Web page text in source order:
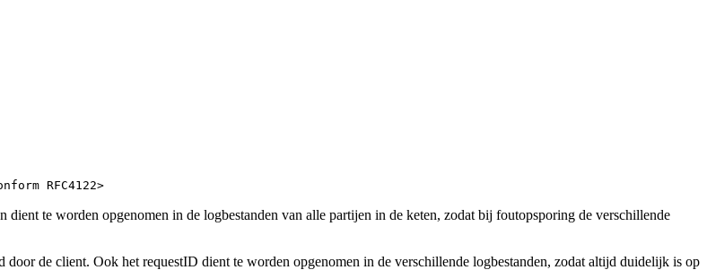
RFC4122>
te worden opgenomen in de logbestanden van alle partijen in de keten, zodat bij foutopsporing de verschillende
door de client. Ook het requestID dient te worden opgenomen in de verschillende logbestanden, zodat altijd duidelijk is op